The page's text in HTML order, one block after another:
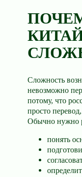
Сложность
невозможно
потому, что
просто
Обычно нужно
понять